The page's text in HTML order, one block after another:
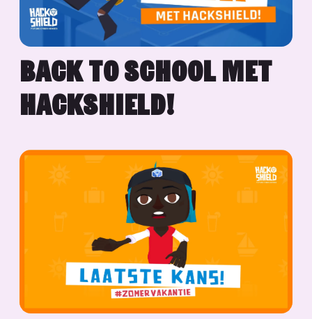
BACK TO SCHOOL MET
HACKSHIELD!